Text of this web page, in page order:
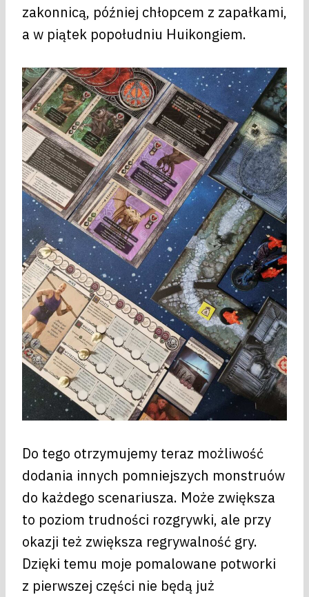
zakonnicą, później chłopcem z zapałkami,
a w piątek popołudniu Huikongiem.
Do tego otrzymujemy teraz możliwość
dodania innych pomniejszych monstruów
do każdego scenariusza. Może zwiększa
to poziom trudności rozgrywki, ale przy
okazji też zwiększa regrywalność gry.
Dzięki temu moje pomalowane potworki
z pierwszej części nie będą już